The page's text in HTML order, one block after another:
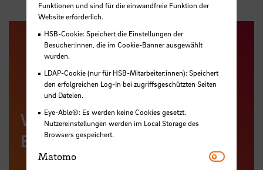
Weitere Informationen zum
Boys'Day
Funktionen und sind für die einwandfreie Funktion der
Website erforderlich.
HSB-Cookie: Speichert die Einstellungen der
Besucher:innen, die im Cookie-Banner ausgewählt
wurden.
LDAP-Cookie (nur für HSB-Mitarbeiter:innen): Speichert
den erfolgreichen Log-In bei zugriffsgeschützten Seiten
und Dateien.
Eye-Able®: Es werden keine Cookies gesetzt.
Nutzereinstellungen werden im Local Storage des
Browsers gespeichert.
Matomo Matomo